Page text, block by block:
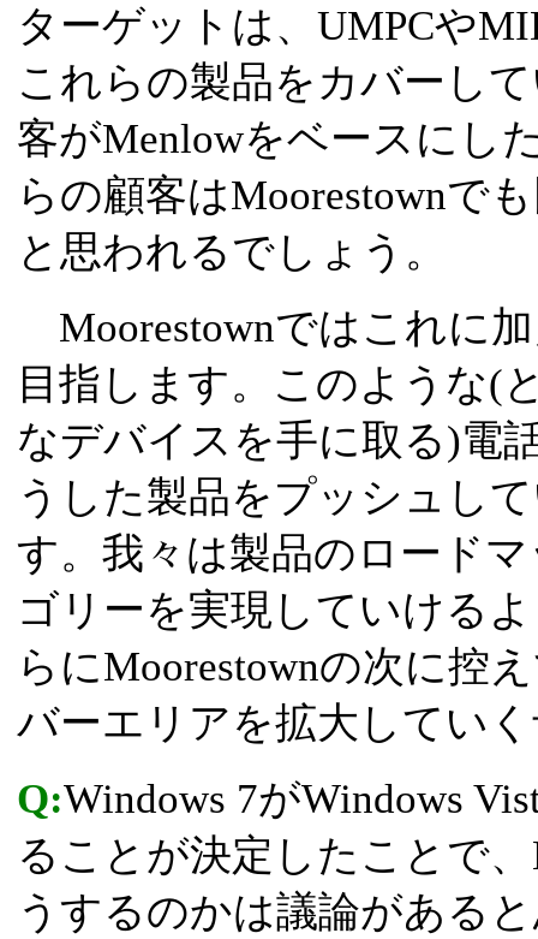
ターゲットは、UMPCや
これらの製品をカバーし
客がMenlowをベースにし
らの顧客はMoorestownで
と思われるでしょう。
Moorestownではこれに
目指します。このような(
なデバイスを手に取る)電
うした製品をプッシュし
す。我々は製品のロード
ゴリーを実現していける
らにMoorestownの次に控
バーエリアを拡大してい
Q:Windows 7がWindows
ることが決定したことで
うするのかは議論がある